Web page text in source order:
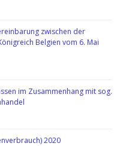
zwischen der
Belgien vom 6. Mai
im Zusammenhang mit sog.
2020